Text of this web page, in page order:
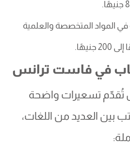
المواد المتخصصة والعلمية
في فاست ترانس
تسعيرات واضحة
بين العديد من اللغات،